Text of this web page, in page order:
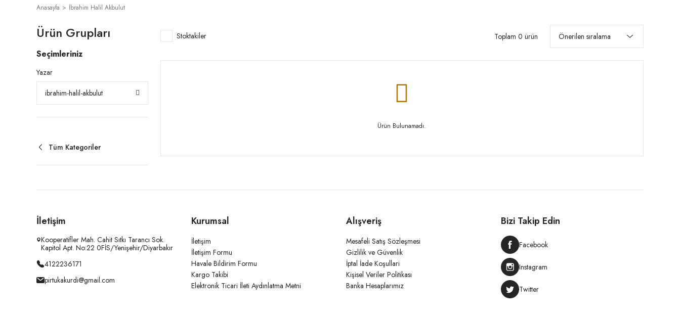
Anasayfa İbrahim Halil Akbulut
Ürün Grupları
Seçimleriniz
Yazar
ibrahim-halil-akbulut
Tüm Kategoriler
Stoktakiler Toplam 0 ürün
Ürün Bulunamadı.
İletişim
Kooperatifler Mah. Cahit Sıtkı Tarancı Sok.
Kapitol Apt. No:22 0FİS/Yenişehir/Diyarbakır
4122236171
pirtukakurdi@gmail.com
Kurumsal
İletişim
İletişim Formu
Havale Bildirim Formu
Kargo Takibi
Elektronik Ticari İleti Aydınlatma Metni
Alışveriş
Mesafeli Satış Sözleşmesi
Gizlilik ve Güvenlik
İptal İade Koşullari
Kişisel Veriler Politikası
Banka Hesaplarımız
Bizi Takip Edin
Facebook
Instagram
Twitter